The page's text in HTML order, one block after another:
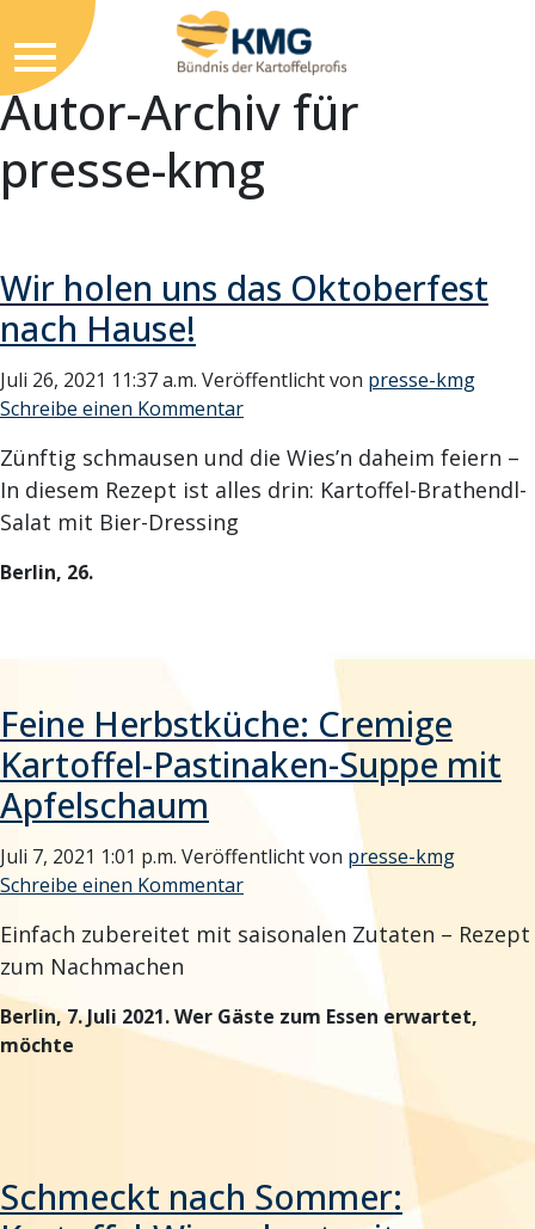
Autor-Archiv für
presse-kmg
Wir holen uns das Oktoberfest
nach Hause!
Juli 26, 2021 11:37 a.m. Veröffentlicht von presse-kmg
Schreibe einen Kommentar
Zünftig schmausen und die Wies’n daheim feiern –
In diesem Rezept ist alles drin: Kartoffel-Brathendl-
Salat mit Bier-Dressing
Berlin, 26.
Feine Herbstküche: Cremige
Kartoffel-Pastinaken-Suppe mit
Apfelschaum
Juli 7, 2021 1:01 p.m. Veröffentlicht von presse-kmg
Schreibe einen Kommentar
Einfach zubereitet mit saisonalen Zutaten – Rezept
zum Nachmachen
Berlin, 7. Juli 2021. Wer Gäste zum Essen erwartet,
möchte
Schmeckt nach Sommer: